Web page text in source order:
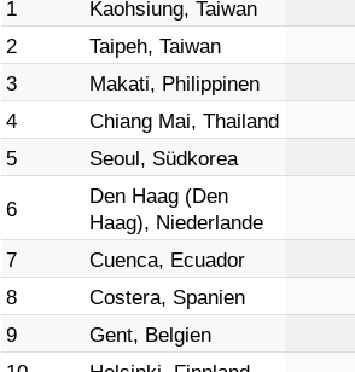
1 Kaohsiung, Taiwan
2
Taipeh, Taiwan
3
Makati, Philippinen
4
Chiang Mai, Thailand
5
Seoul, Südkorea
6
Den Haag (Den
Haag), Niederlande
7 Cuenca, Ecuador
8
Costera, Spanien
9
Gent, Belgien
Umweltverschmutzungs-Index nach
Verkehr
Verkehrs-Index
Verkehrs-Index (aktuell)
Verkehrs-Index nach Land